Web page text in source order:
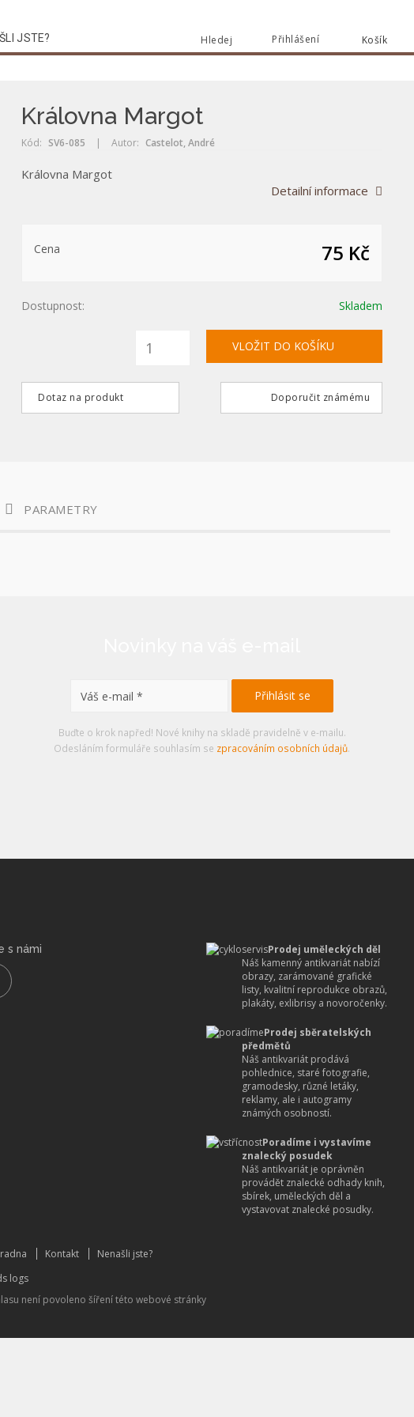
Košík
Přihlášení
Hledej
JSTE?
Královna Margot
Kód: SV6-085 | Autor: Castelot, André
Královna Margot
Detailní informace
Cena 75 Kč
Dostupnost: Skladem
Dotaz na produkt Doporučit známému
PARAMETRY
Buďte o krok napřed! Nové knihy na skladě pravidelně v e-mailu.
Odesláním formuláře souhlasím se zpracováním osobních údajů.
Prodej uměleckých děl
Náš kamenný antikvariát nabízí
obrazy, zarámované grafické
listy, kvalitní reprodukce obrazů,
plakáty, exlibrisy a novoročenky.
Prodej sběratelských
předmětů
Náš antikvariát prodává
pohlednice, staré fotografie,
gramodesky, různé letáky,
reklamy, ale i autogramy
známých osobností.
Poradíme i vystavíme
znalecký posudek
Náš antikvariát je oprávněn
provádět znalecké odhady knih,
sbírek, uměleckých děl a
vystavovat znalecké posudky.
s námi
Kontakt Nenašli jste?
není povoleno šíření této webové stránky